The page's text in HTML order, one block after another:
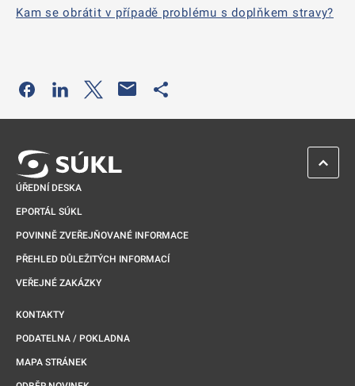
Kam se obrátit v případě problému s doplňkem stravy?
Odkaz se otevře na nové kartě
Odkaz se otevře na nové kartě
Odkaz se otevře na nové kartě
ÚŘEDNÍ DESKA
EPORTÁL SÚKL
POVINNĚ ZVEŘEJŇOVANÉ INFORMACE
PŘEHLED DŮLEŽITÝCH INFORMACÍ
VEŘEJNÉ ZAKÁZKY
KONTAKTY
PODATELNA / POKLADNA
MAPA STRÁNEK
ZPĚT